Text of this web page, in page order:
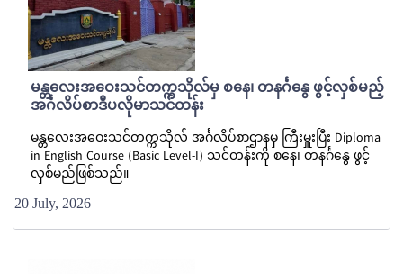
မန္တလေးအဝေးသင်တက္ကသိုလ်မှ စနေ၊ တနင်္ဂနွေ ဖွင့်လှစ်မည့်
အင်္ဂလိပ်စာဒီပလိုမာသင်တန်း
မန္တလေးအဝေးသင်တက္ကသိုလ် အင်္ဂလိပ်စာဌာနမှ ကြီးမှူးပြီး Diploma
in English Course (Basic Level-I) သင်တန်းကို စနေ၊ တနင်္ဂနွေ ဖွင့်
လှစ်မည်ဖြစ်သည်။
20 July, 2026